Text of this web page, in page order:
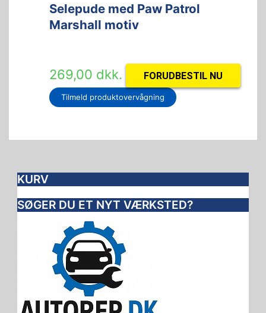
Selepude med Paw Patrol
Marshall motiv
269,00 dkk. FORUDBESTIL NU
Tilmeld produktovervågning
KURV
SØGER DU ET NYT VÆRKSTED?